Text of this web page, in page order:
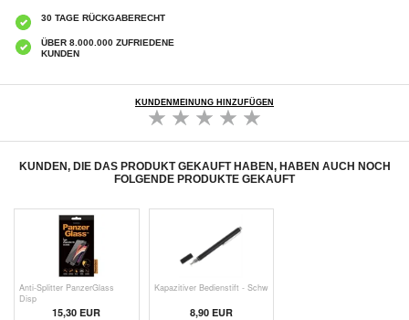
30 TAGE RÜCKGABERECHT
ÜBER 8.000.000 ZUFRIEDENE
KUNDEN
KUNDENMEINUNG HINZUFÜGEN
KUNDEN, DIE DAS PRODUKT GEKAUFT HABEN, HABEN AUCH NOCH
FOLGENDE PRODUKTE GEKAUFT
Anti-Splitter PanzerGlass
Disp
15,30 EUR
Kapazitiver Bedienstift - Schw
8,90 EUR